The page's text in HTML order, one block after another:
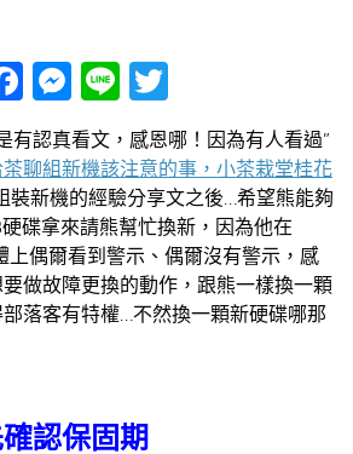
Facebook
Messenger
Line
有認真看文，感恩哪！因為有人看過”
聊組新機該注意的事，小茶栽堂桂花
裝新機的經驗分享文之後…希望熊能夠
碟拿來請熊幫忙換新，因為他在
上偶爾看到警示、偶爾沒有警示，感
做故障更換的動作，跟熊一樣換一顆
落客有特權…不然換一顆新硬碟哪那
認保固期